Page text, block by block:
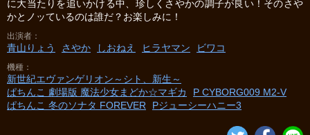
に大当たりを追いかける中、珍しくさやかの調子が良い！そのさや
かとノッているのは誰だ？お楽しみに！
出演者
青山りょう さやか しおねえ ヒラヤマン ビワコ
機種
新世紀エヴァンゲリオン～シト、新生～
ぱちんこ 劇場版 魔法少女まどか☆マギカ
P CYBORG009 M2‐V
ぱちんこ 冬のソナタ FOREVER
Pジューシーハニー3